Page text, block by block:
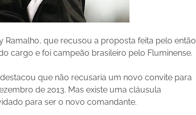
que recusou a proposta feita pelo então
cargo e foi campeão brasileiro pelo Fluminense.
que não recusaria um novo convite para
de 2013. Mas existe uma cláusula
para ser o novo comandante.